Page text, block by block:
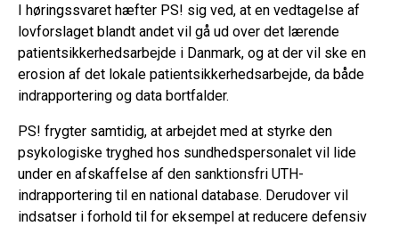
I høringssvaret hæfter PS! sig ved, at en vedtagelse af
lovforslaget blandt andet vil gå ud over det lærende
patientsikkerhedsarbejde i Danmark, og at der vil ske en
erosion af det lokale patientsikkerhedsarbejde, da både
indrapportering og data bortfalder.
PS! frygter samtidig, at arbejdet med at styrke den
psykologiske tryghed hos sundhedspersonalet vil lide
under en afskaffelse af den sanktionsfri UTH-
indrapportering til en national database. Derudover vil
indsatser i forhold til for eksempel at reducere defensiv